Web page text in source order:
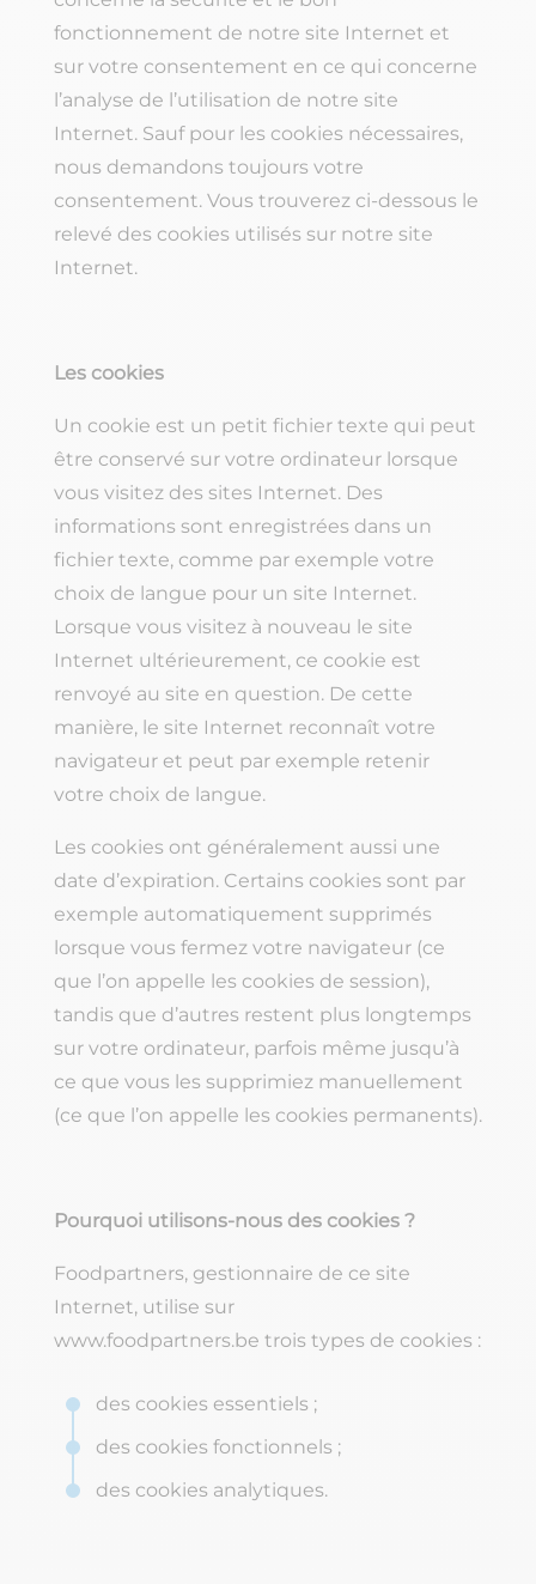
fonctionnement de notre site Internet et
sur votre consentement en ce qui concerne
l’analyse de l’utilisation de notre site
Internet. Sauf pour les cookies nécessaires,
nous demandons toujours votre
consentement. Vous trouverez ci-dessous le
relevé des cookies utilisés sur notre site
Internet.
Les cookies
Un cookie est un petit fichier texte qui peut
être conservé sur votre ordinateur lorsque
vous visitez des sites Internet. Des
informations sont enregistrées dans un
fichier texte, comme par exemple votre
choix de langue pour un site Internet.
Lorsque vous visitez à nouveau le site
Internet ultérieurement, ce cookie est
renvoyé au site en question. De cette
manière, le site Internet reconnaît votre
navigateur et peut par exemple retenir
votre choix de langue.
Les cookies ont généralement aussi une
date d’expiration. Certains cookies sont par
exemple automatiquement supprimés
lorsque vous fermez votre navigateur (ce
que l’on appelle les cookies de session),
tandis que d’autres restent plus longtemps
sur votre ordinateur, parfois même jusqu’à
ce que vous les supprimiez manuellement
(ce que l’on appelle les cookies permanents).
Pourquoi utilisons-nous des cookies ?
Foodpartners, gestionnaire de ce site
Internet, utilise sur
www.foodpartners.be trois types de cookies :
des cookies essentiels ;
des cookies fonctionnels ;
des cookies analytiques.